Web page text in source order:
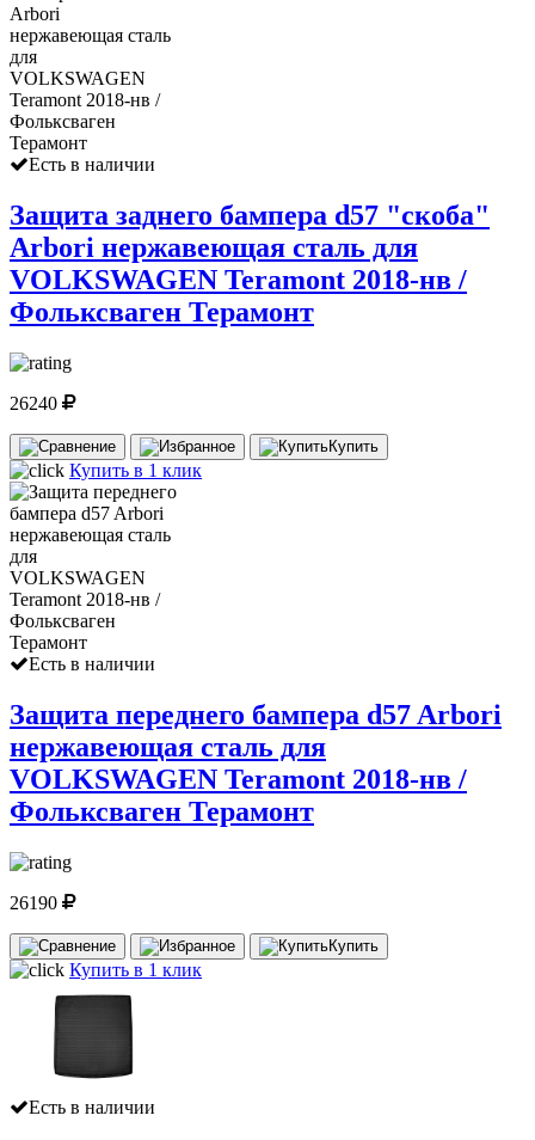
Есть в наличии
Защита заднего бампера d57 "скоба"
Arbori нержавеющая сталь для
VOLKSWAGEN Teramont 2018-нв /
Фольксваген Терамонт
26240
Купить
Купить в 1 клик
Есть в наличии
Защита переднего бампера d57 Arbori
нержавеющая сталь для
VOLKSWAGEN Teramont 2018-нв /
Фольксваген Терамонт
26190
Купить
Купить в 1 клик
Есть в наличии